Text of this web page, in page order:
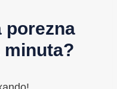
porezna
minuta?